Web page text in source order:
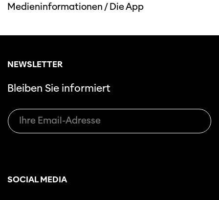
Medieninformationen /Die App
NEWSLETTER
Bleiben Sie informiert
SOCIAL MEDIA